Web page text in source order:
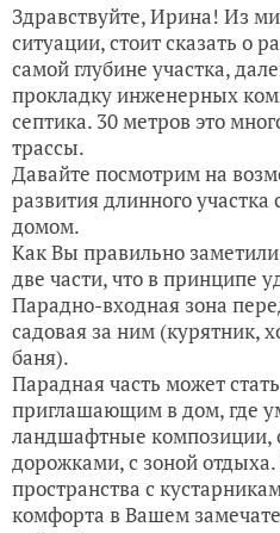
Здравствуйте, Ирина! Из
ситуации, стоит сказать о
самой глубине участка,
прокладку инженерных
септика. 30 метров это
трассы.
Давайте посмотрим на
развития длинного
домом.
Как Вы правильно
две части, что в принципе
Парадно-входная зона
садовая за ним (курятник,
баня).
Парадная часть может
приглашающим в дом, где
ландшафтные композиции,
дорожками, с зоной
пространства с
комфорта в Вашем